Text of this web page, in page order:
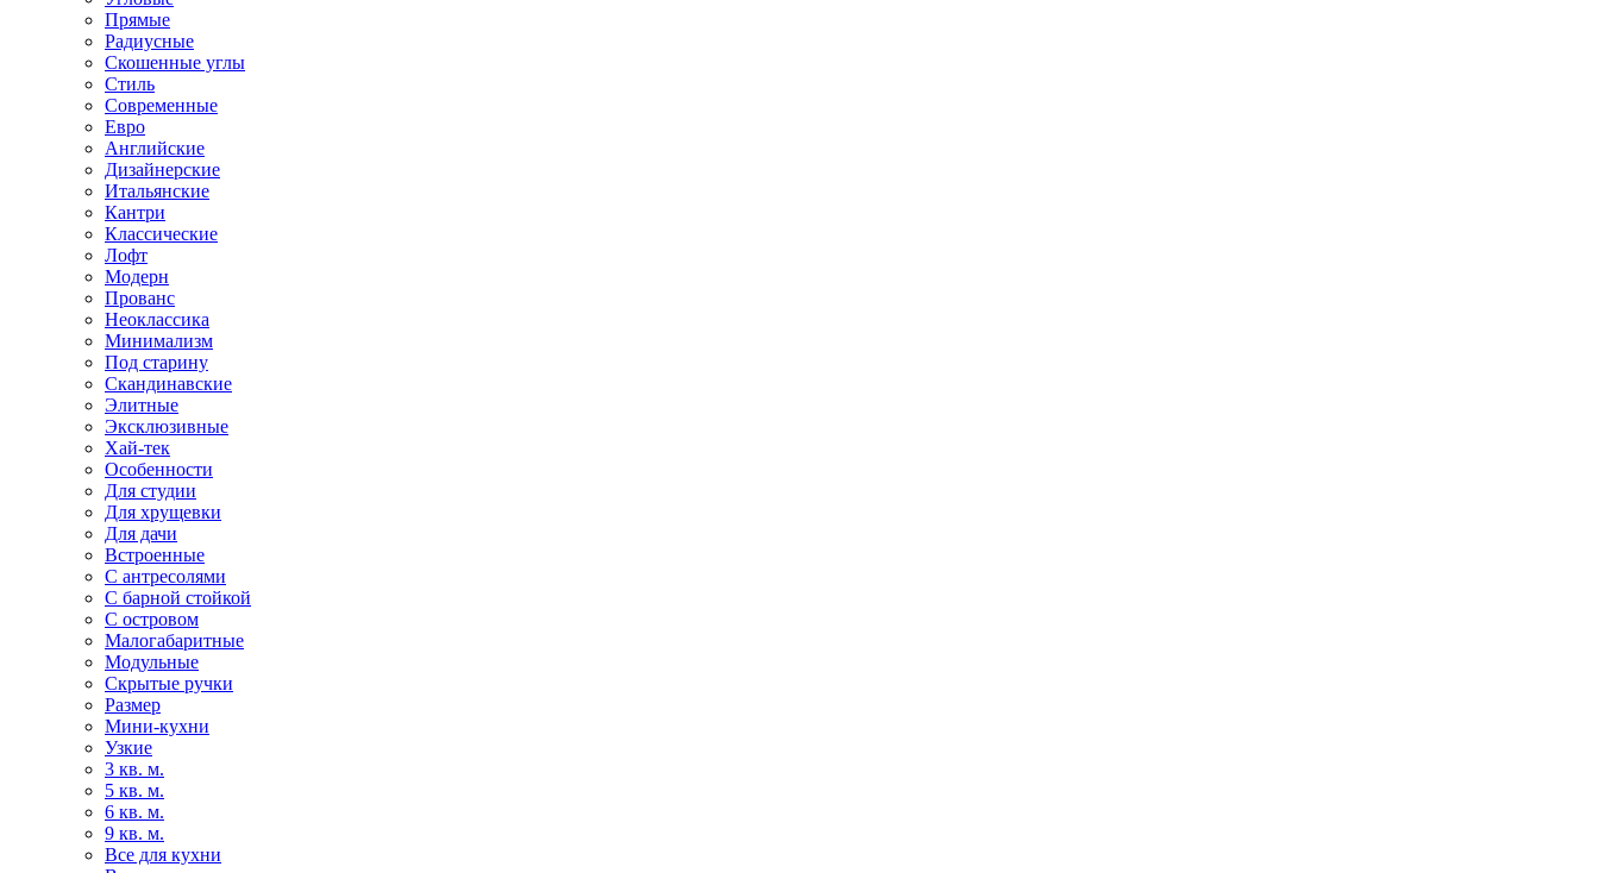
Прямые
Радиусные
Скошенные углы
Стиль
Современные
Евро
Английские
Дизайнерские
Итальянские
Кантри
Классические
Лофт
Модерн
Прованс
Неоклассика
Минимализм
Под старину
Скандинавские
Элитные
Эксклюзивные
Хай-тек
Особенности
Для студии
Для хрущевки
Для дачи
Встроенные
С антресолями
С барной стойкой
С островом
Малогабаритные
Модульные
Скрытые ручки
Размер
Мини-кухни
Узкие
3 кв. м.
5 кв. м.
6 кв. м.
9 кв. м.
Все для кухни